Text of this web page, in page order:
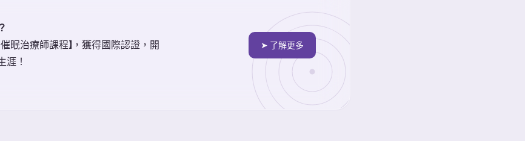
眠治療師課程】，獲得國際認證，開
涯！
➤ 了解更多